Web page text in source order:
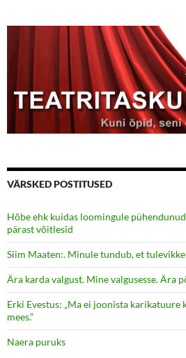
VÄRSKED POSTITUSED
Hõbe ehk kuidas loomingule
pärast võitlesid
Siim Maaten:. Minule tundub, et
Ära karda valgust. Mine valgusesse. Ära
Erki Evestus: „Ma ei joonista karikatuure
mees.”
Naera puruks